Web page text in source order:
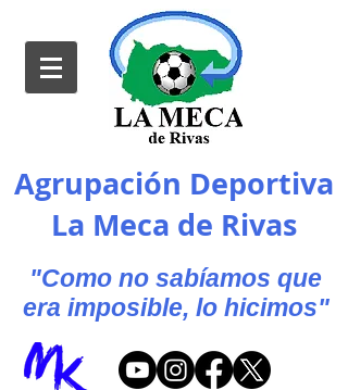
Agrupación Deportiva
La Meca de Rivas
"Como no sabíamos que
era imposible, lo hicimos"